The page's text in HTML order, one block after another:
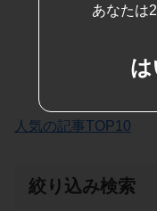
人気の記事TOP10
絞り込み検索
あなたは
は